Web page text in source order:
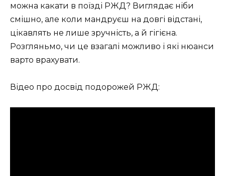
можна какати в поїзді РЖД? Виглядає ніби
смішно, але коли мандруєш на довгі відстані,
цікавлять не лише зручність, а й гігієна.
Розгляньмо, чи це взагалі можливо і які нюанси
варто врахувати.
Відео про досвід подорожей РЖД: